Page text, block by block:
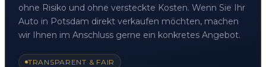
ohne Risiko und ohne versteckte Kosten. Wenn Sie Ihr
Auto in Potsdam direkt verkaufen möchten, machen
wir Ihnen im Anschluss gerne ein konkretes Angebot.
TRANSPARENT & FAIR